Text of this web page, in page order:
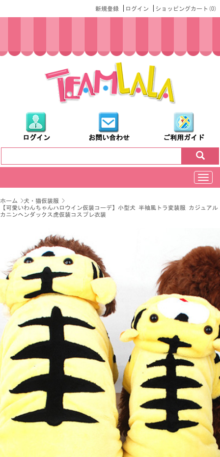
ショッピングカート(0)
ログイン
新規登録
ログイン お問い合わせ ご利用ガイド
切
换
航
ホーム >犬・猫仮装服 >
【可愛いわんちゃんハロウイン仮装コーデ】小型犬 半袖風トラ変装服 カジュアル
カニンヘンダックス虎仮装コスプレ衣装